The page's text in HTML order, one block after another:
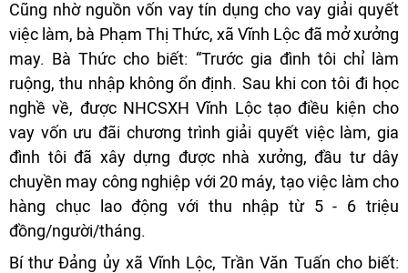
Cũng nhờ nguồn vốn vay tín dụng cho vay giải quyết
việc làm, bà Phạm Thị Thức, xã Vĩnh Lộc đã mở xưởng
may. Bà Thức cho biết: “Trước gia đình tôi chỉ làm
ruộng, thu nhập không ổn định. Sau khi con tôi đi học
nghề về, được NHCSXH Vĩnh Lộc tạo điều kiện cho
vay vốn ưu đãi chương trình giải quyết việc làm, gia
đình tôi đã xây dựng được nhà xưởng, đầu tư dây
chuyền may công nghiệp với 20 máy, tạo việc làm cho
hàng chục lao động với thu nhập từ 5 - 6 triệu
đồng/người/tháng.
Bí thư Đảng ủy xã Vĩnh Lộc, Trần Văn Tuấn cho biết: